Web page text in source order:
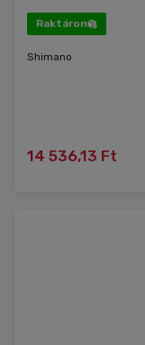
Raktáron
Shimano
14 536,13 Ft